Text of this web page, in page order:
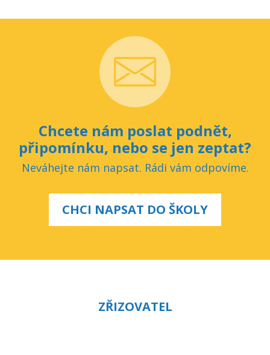
Chcete nám poslat podnět,
připomínku, nebo se jen zeptat?
Neváhejte nám napsat. Rádi vám odpovíme.
CHCI NAPSAT DO ŠKOLY
ZŘIZOVATEL